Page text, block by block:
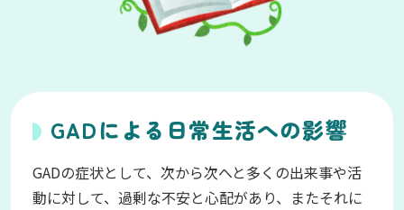
GADによる日常生活への影響
GADの症状として、次から次へと多くの出来事や活
動に対して、過剰な不安と心配があり、またそれに